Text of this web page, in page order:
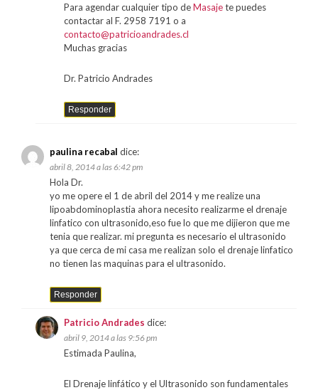
Para agendar cualquier tipo deMasajete puedes
contactar al F. 2958 7191 o a
contacto@patricioandrades.cl
Muchas gracias
Dr. Patricio Andrades
Responder
paulina recabal dice:
abril 8, 2014 a las 6:42 pm
Hola Dr.
yo me opere el 1 de abril del 2014 y me realize una
lipoabdominoplastia ahora necesito realizarme el drenaje
linfatico con ultrasonido,eso fue lo que me dijieron que me
tenia que realizar. mi pregunta es necesario el ultrasonido
ya que cerca de mi casa me realizan solo el drenaje linfatico
no tienen las maquinas para el ultrasonido.
Responder
Patricio Andrades dice:
abril 9, 2014 a las 9:56 pm
Estimada Paulina,
El Drenaje linfático y el Ultrasonido son fundamentales